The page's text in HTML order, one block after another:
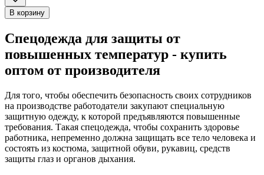
В корзину
Спецодежда для защиты от
повышенных температур - купить
оптом от производителя
Для того, чтобы обеспечить безопасность своих сотрудников
на производстве работодатели закупают специальную
защитную одежду, к которой предъявляются повышенные
требования. Такая спецодежда, чтобы сохранить здоровье
работника, непременно должна защищать все тело человека и
состоять из костюма, защитной обуви, рукавиц, средств
защиты глаз и органов дыхания.